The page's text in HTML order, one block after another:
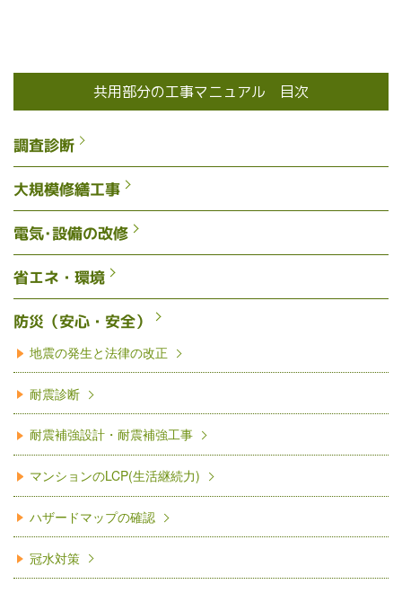
共用部分の工事マニュアル 目次
調査診断
大規模修繕工事
電気･設備の改修
省エネ・環境
防災（安心・安全）
地震の発生と法律の改正
耐震診断
耐震補強設計・耐震補強工事
マンションのLCP(生活継続力)
ハザードマップの確認
冠水対策